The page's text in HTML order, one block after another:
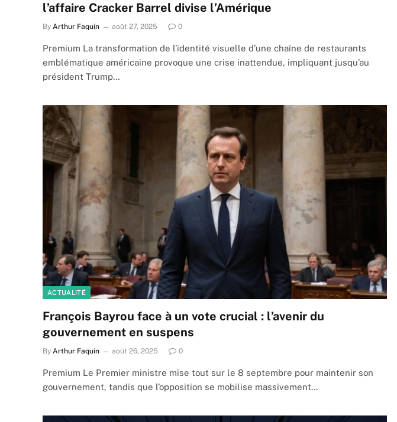
l’affaire Cracker Barrel divise l’Amérique
By Arthur Faquin août 27, 2025 0
Premium La transformation de l’identité visuelle d’une chaîne de restaurants
emblématique américaine provoque une crise inattendue, impliquant jusqu’au
président Trump…
ACTUALITÉ
François Bayrou face à un vote crucial : l’avenir du
gouvernement en suspens
By Arthur Faquin août 26, 2025 0
Premium Le Premier ministre mise tout sur le 8 septembre pour maintenir son
gouvernement, tandis que l’opposition se mobilise massivement…